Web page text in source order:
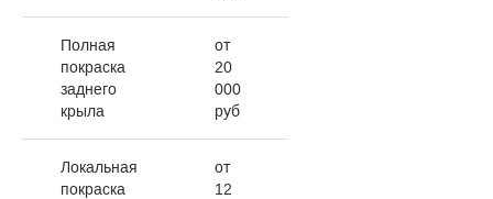
Полная
покраска
заднего
крыла
от
20
000
руб
Локальная
покраска
от
12